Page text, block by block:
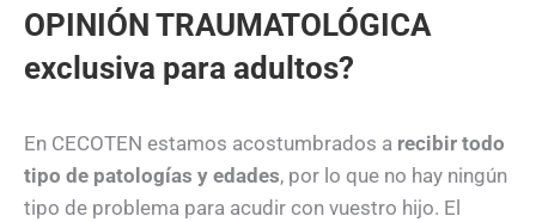
OPINIÓN TRAUMATOLÓGICA
exclusiva para adultos?
En CECOTEN estamos acostumbrados a recibir todo
tipo de patologías y edades, por lo que no hay ningún
tipo de problema para acudir con vuestro hijo. El